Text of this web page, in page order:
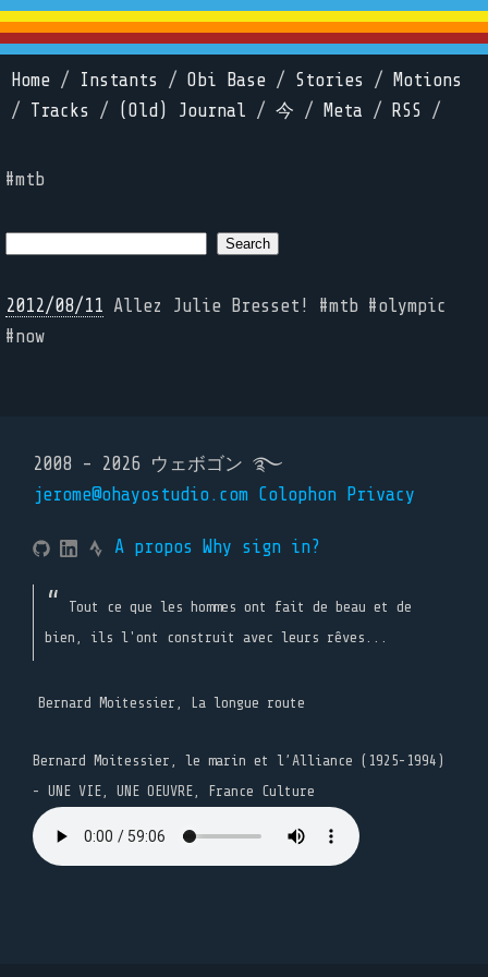
Home / Instants / Obi Base / Stories /
Motions
/ Tracks / (Old) Journal / 今 / Meta / RSS /
#mtb
2012/08/11 Allez Julie Bresset! #mtb #olympic
#now
2008 - 2026 ウェボゴン ࿐
jerome@ohayostudio.com Colophon Privacy
A propos Why sign in?
Tout ce que les hommes ont fait de beau et de
bien, ils l'ont construit avec leurs rêves...
Bernard Moitessier, La longue route
Bernard Moitessier, le marin et l’Alliance (1925-1994)
- UNE VIE, UNE OEUVRE, France Culture